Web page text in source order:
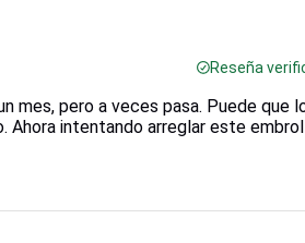
Reseña
mes, pero a veces pasa. Puede que
Ahora intentando arreglar este